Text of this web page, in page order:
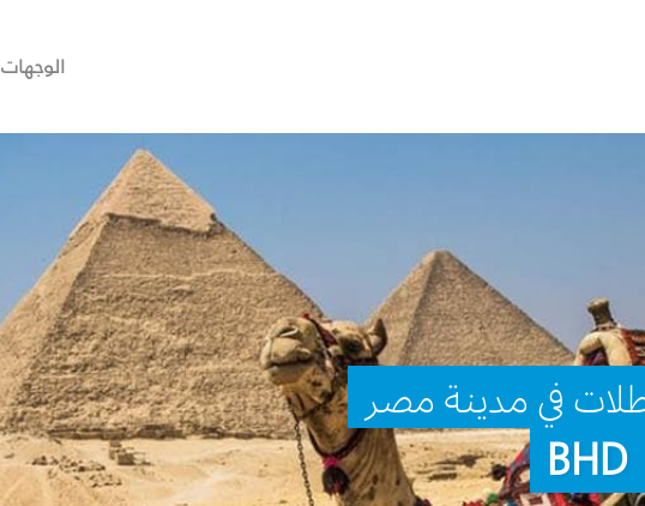
الوجهات
في مدينة مصر